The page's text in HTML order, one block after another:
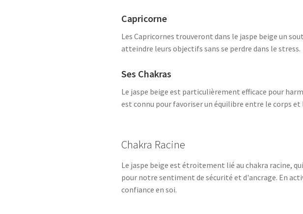
Capricorne
Les Capricornes trouveront dans le jaspe beige un
atteindre leurs objectifs sans se perdre dans le stress.
Ses Chakras
Le jaspe beige est particulièrement efficace pour
est connu pour favoriser un équilibre entre le corps
Chakra Racine
Le jaspe beige est étroitement lié au chakra racine,
pour notre sentiment de sécurité et d'ancrage. En
confiance en soi.